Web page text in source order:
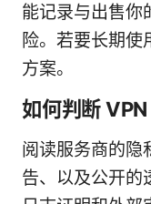
能记录与出售你
险。若要长期使
方案。
如何判断 VPN
阅读服务商的隐
告、以及公开的